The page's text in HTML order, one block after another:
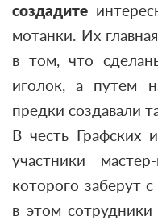
создадите
мотанки. Их
в том, что
иголок, а путем
предки создавали
В честь Графских
участники
которого заберут
в этом